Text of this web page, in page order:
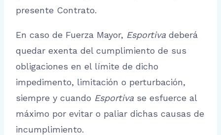
presente Contrato.
En caso de Fuerza Mayor, Esportiva deberá
quedar exenta del cumplimiento de sus
obligaciones en el límite de dicho
impedimento, limitación o perturbación,
siempre y cuando Esportiva se esfuerce al
máximo por evitar o paliar dichas causas de
incumplimiento.